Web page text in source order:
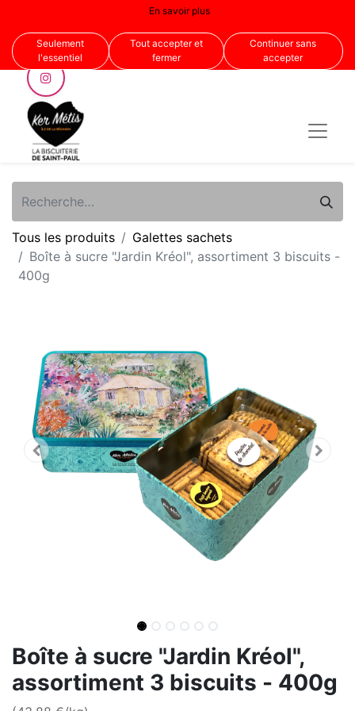
Nous suivre
Tous les produits
Galettes sachets
Boîte à sucre "Jardin Kréol", assortiment 3 biscuits -
400g
Boîte à sucre "Jardin Kréol",
assortiment 3 biscuits - 400g
En savoir plus
Seulement
l'essentiel
Tout accepter et
fermer
Continuer sans
accepter